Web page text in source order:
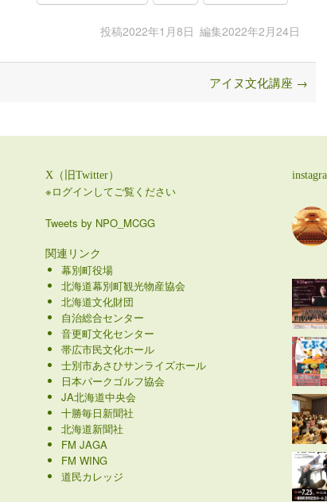
投稿2022年1月8日 編集2022年2月24日
アイヌ文化講座 →
X（旧Twitter）
※ログインしてご覧ください
Tweets by NPO_MCGG
関連リンク
幕別町役場
北海道幕別町観光物産協会
北海道文化財団
自治総合センター
音更町文化センター
帯広市民文化ホール
士別市あさひサンライズホール
日本パークゴルフ協会
JA北海道中央会
十勝毎日新聞社
北海道新聞社
FM JAGA
FM WING
道民カレッジ